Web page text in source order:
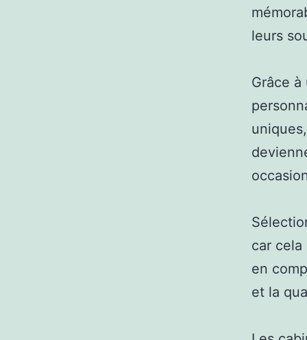
leurs
Grâce
car cela
en
et la